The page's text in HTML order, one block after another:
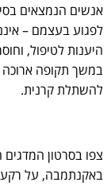
אנשים הנמצאים
לפגוע בעצמם –
היענות לטיפול,
במשך תקופה ארוכה
להשתלת קרנית.
צפו בסרטון
באקנתמבה, על רקע